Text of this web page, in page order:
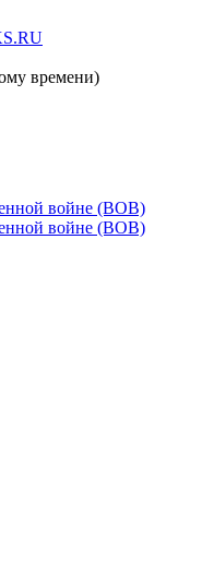
времени)
войне (ВОВ)
войне (ВОВ)